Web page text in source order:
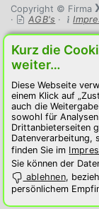
Copyright © Firma
·
AGB's ·
Kurz die
weiter…
Diese Webseite
einem Klick auf
auch die
sowohl für
Drittanbieterseiten
Datenverarbeitung,
finden Sie im
Sie können der
ablehnen,
persönlichem